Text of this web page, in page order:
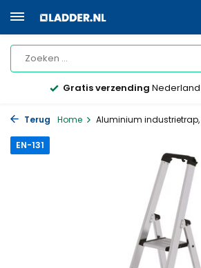
Gratis verzending
Terug Home Aluminium industrietrap,
EN-131